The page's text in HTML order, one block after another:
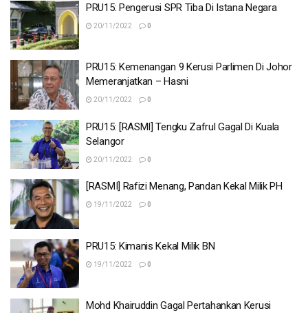
PRU15: Pengerusi SPR Tiba Di Istana Negara
20/11/2022 0
PRU15: Kemenangan 9 Kerusi Parlimen Di Johor
Memeranjatkan – Hasni
20/11/2022 0
PRU15: [RASMI] Tengku Zafrul Gagal Di Kuala
Selangor
20/11/2022 0
[RASMI] Rafizi Menang, Pandan Kekal Milik PH
19/11/2022 0
PRU15: Kimanis Kekal Milik BN
19/11/2022 0
Mohd Khairuddin Gagal Pertahankan Kerusi